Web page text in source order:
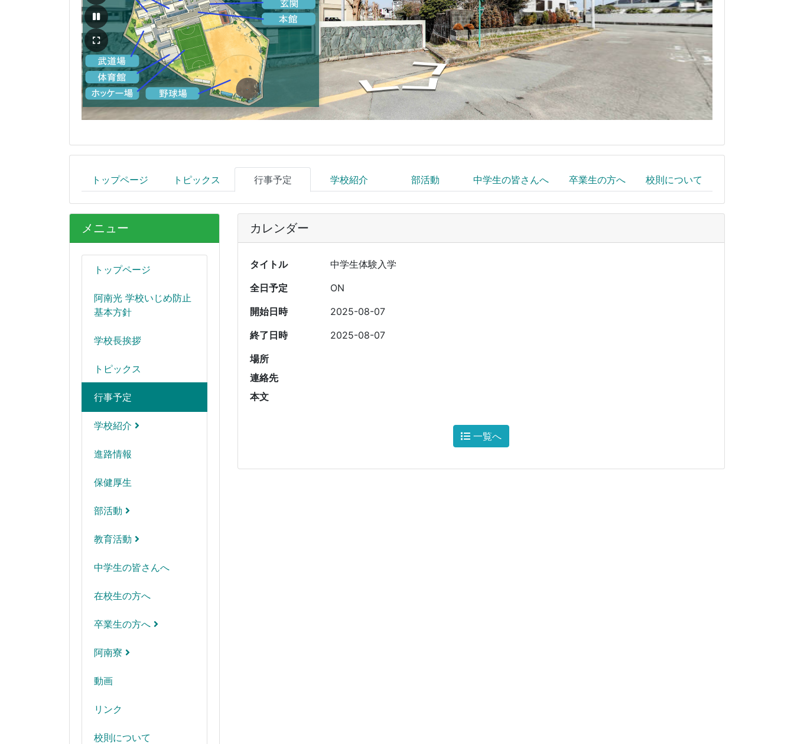
トップページ トピックス 行事予定 学校紹介 部活動 中学生の皆さんへ 卒業生の方へ 校則について
メニュー
トップページ
阿南光 学校いじめ防止
基本方針
学校長挨拶
トピックス
行事予定
学校紹介
進路情報
保健厚生
部活動
教育活動
中学生の皆さんへ
在校生の方へ
卒業生の方へ
阿南寮
動画
リンク
校則について
カレンダー
タイトル
中学生体験入学
全日予定
ON
開始日時
2025-08-07
終了日時
2025-08-07
場所
連絡先
本文
一覧へ